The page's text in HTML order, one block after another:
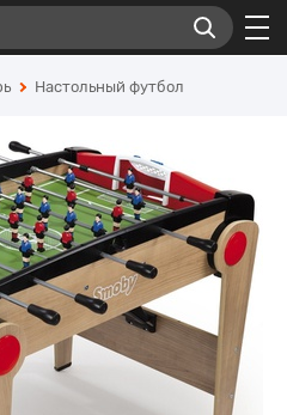
Настольный футбол